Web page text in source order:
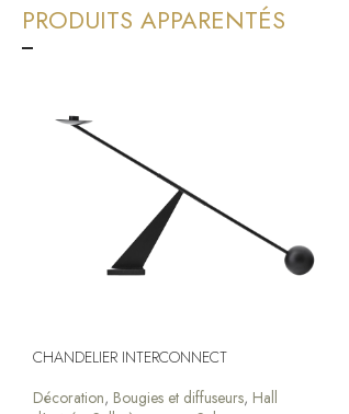
PRODUITS APPARENTÉS
CHANDELIER INTERCONNECT
Décoration, Bougies et diffuseurs, Hall